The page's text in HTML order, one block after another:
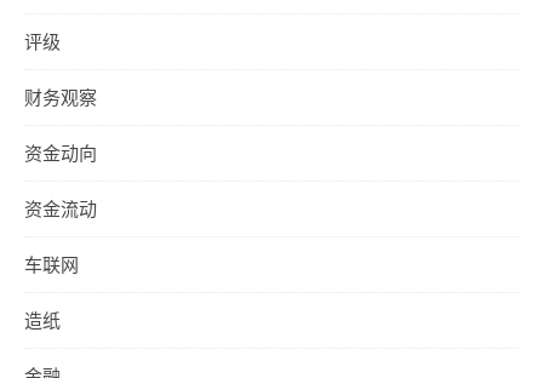
评级
财务观察
资金动向
资金流动
车联网
造纸